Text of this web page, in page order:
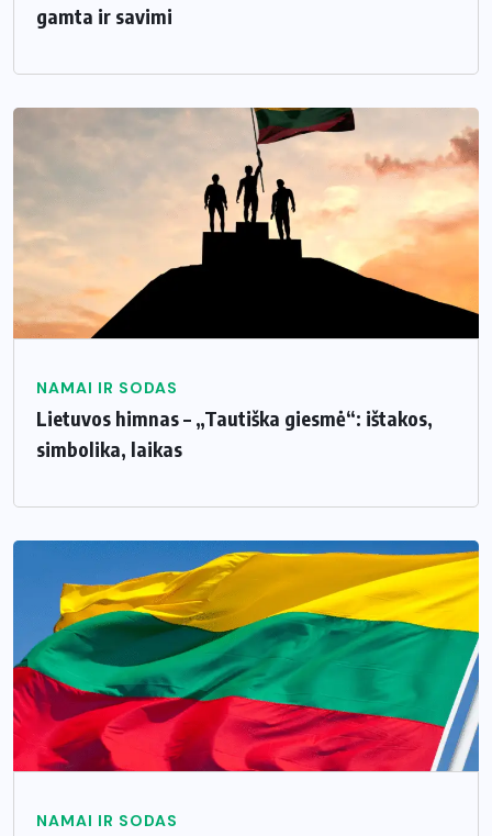
gamta ir savimi
NAMAI IR SODAS
Lietuvos himnas – „Tautiška giesmė“: ištakos,
simbolika, laikas
NAMAI IR SODAS